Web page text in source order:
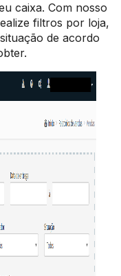
caixa. Com nosso
filtros por loja,
de acordo